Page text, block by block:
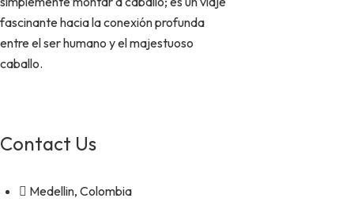
fascinante hacia la conexión profunda
entre el ser humano y el majestuoso
caballo.
Contact Us
Medellin, Colombia